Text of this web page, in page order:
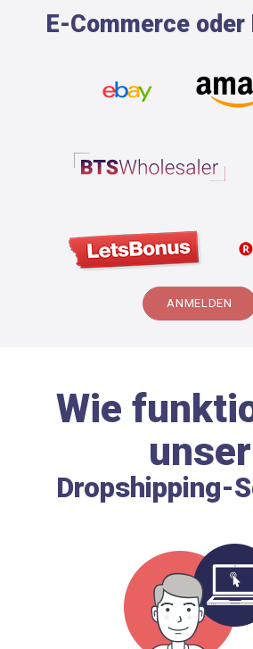
E-Commerce
ANMELDEN
Wie
unser
Dropshipping-